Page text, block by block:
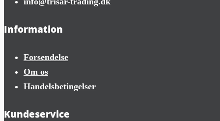
Information
Forsendelse
Om os
Handelsbetingelser
Kundeservice